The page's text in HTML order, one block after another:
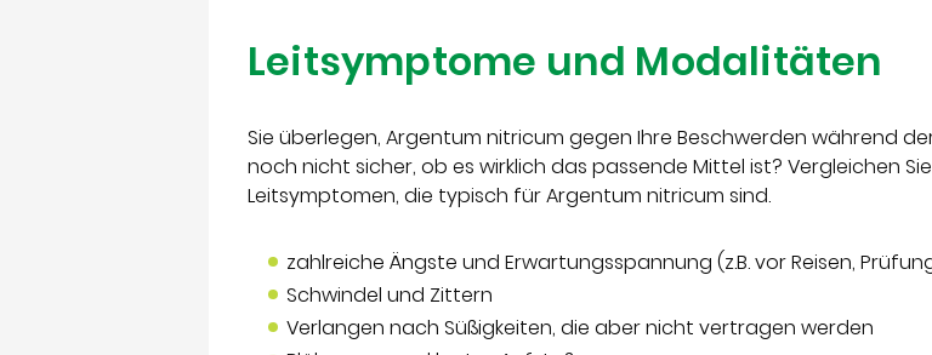
Leitsymptome und Modalitäten
Sie überlegen, Argentum nitricum gegen Ihre Beschwerden während
noch nicht sicher, ob es wirklich das passende Mittel ist? Vergleichen
Leitsymptomen, die typisch für Argentum nitricum sind.
zahlreiche Ängste und Erwartungsspannung (z.B. vor Reisen,
Schwindel und Zittern
Verlangen nach Süßigkeiten, die aber nicht vertragen werden